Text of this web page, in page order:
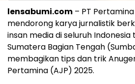
lensabumi.com – PT
mendorong karya jurnalistik
insan media di seluruh
Sumatera Bagian Tengah
membagikan tips dan trik
Pertamina (AJP) 2025.